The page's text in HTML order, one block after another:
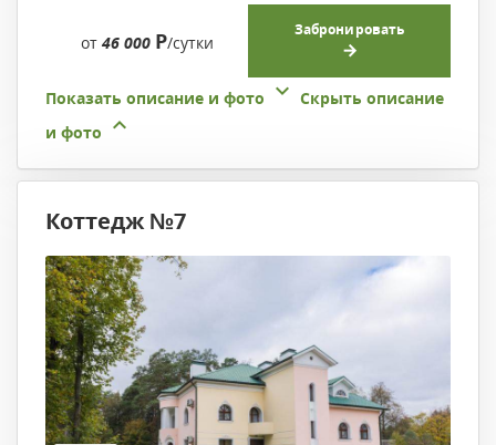
от 46 000 Р/сутки
Забронировать
Показать описание и фото
Скрыть описание
и фото
Коттедж №7